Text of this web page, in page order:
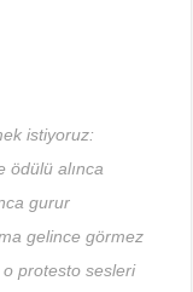
istiyoruz:
ödülü alınca
gurur
gelince görmez
o protesto sesleri